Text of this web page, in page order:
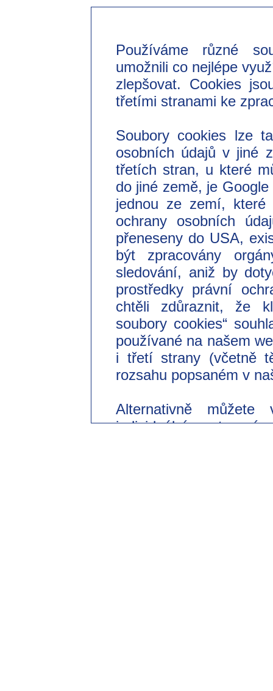
Používáme různé
umožnili co nejlépe
zlepšovat. Cookies
třetími stranami ke
Soubory cookies lze
osobních údajů v jiné
třetích stran, u které
do jiné země, je
jednou ze zemí, které
ochrany osobních
přeneseny do USA,
být zpracovány
sledování, aniž by
prostředky právní
chtěli zdůraznit, že
soubory cookies“
používané na našem
i třetí strany (včetně
rozsahu popsaném v
Alternativně
individuální nastavení